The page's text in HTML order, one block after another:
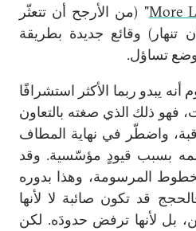
More" (من الأرجح أن تتعثّر
وقائع جديدة بطريقة
تساؤل.
أنه يبدو ربما الأكثر استشرافًا
فهو ذلك الذي صغته بالتعاون
واضطّر في نهاية المطاف
بسبب قيودٍ مؤسّسية. وقد
المرسومة، وهذا بدوره
قد تكون صائبة لا لأنها
بل لأنها ترفض حدودَه. لكن